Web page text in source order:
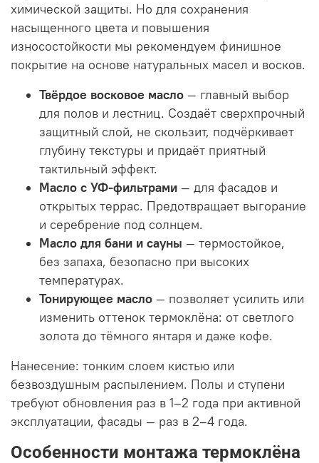
химической защиты. Но для сохранения
насыщенного цвета и повышения
износостойкости мы рекомендуем финишное
покрытие на основе натуральных масел и восков.
Твёрдое восковое масло — главный выбор
для полов и лестниц. Создаёт сверхпрочный
защитный слой, не скользит, подчёркивает
глубину текстуры и придаёт приятный
тактильный эффект.
Масло с УФ-фильтрами — для фасадов и
открытых террас. Предотвращает выгорание
и серебрение под солнцем.
Масло для бани и сауны — термостойкое,
без запаха, безопасно при высоких
температурах.
Тонирующее масло — позволяет усилить или
изменить оттенок термоклёна: от светлого
золота до тёмного янтаря и даже кофе.
Нанесение: тонким слоем кистью или
безвоздушным распылением. Полы и ступени
требуют обновления раз в 1–2 года при активной
эксплуатации, фасады — раз в 2–4 года.
Особенности монтажа термоклёна